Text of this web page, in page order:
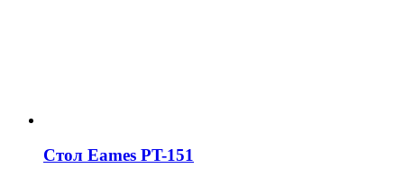
Стол Eames PT-151